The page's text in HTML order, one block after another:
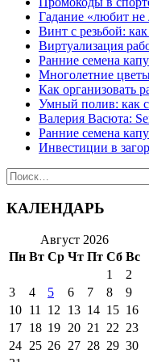
Гадание «любит не
Винт с резьбой:
Виртуализация
Ранние семена
Многолетние
Как организовать
Умный полив: как
Валерия Васюта:
Ранние семена
Инвестиции в
Найти:
КАЛЕНДАРЬ
Август 2026
Пн Вт Ср Чт Пт Сб Вс
1
2
3
4 5 6 7 8
9
10 11 12 13 14 15 16
17 18 19 20 21 22 23
24 25 26 27 28 29 30